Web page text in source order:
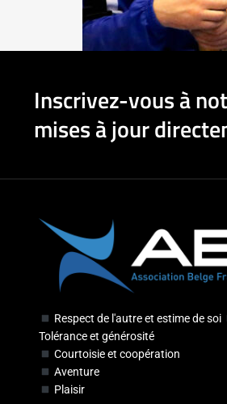
Inscrivez-vous à
mises à jour
Respect de l'autre et estime de soi
Tolérance et générosité
Courtoisie et coopération
Aventure
Plaisir